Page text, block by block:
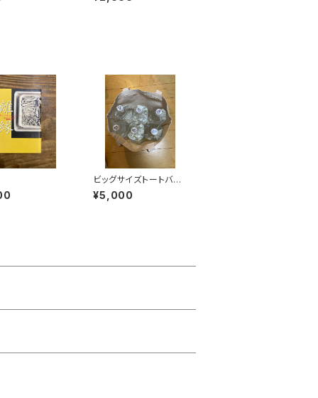
ビッグサイズトートバッ
グ（しらたまカレンダー
スピンアウト）
¥5,000